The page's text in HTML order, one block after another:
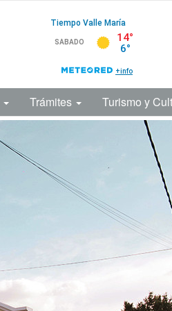
Trámites Turismo y